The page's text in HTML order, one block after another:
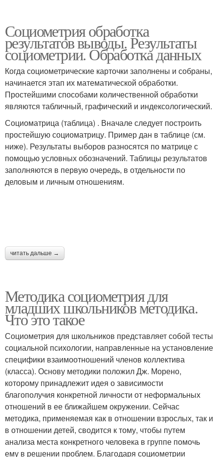
Социометрия обработка
результатов выводы. Результаты
социометрии. Обработка данных
Когда социометрические карточки заполнены и собраны,
начинается этап их математической обработки.
Простейшими способами количественной обработки
являются табличный, графический и индексологический.
Социоматрица (таблица) . Вначале следует построить
простейшую социоматрицу. Пример дан в таблице (см.
ниже). Результаты выборов разносятся по матрице с
помощью условных обозначений. Таблицы результатов
заполняются в первую очередь, в отдельности по
деловым и личным отношениям.
читать дальше →
Методика социометрия для
младших школьников методика.
Что это такое
Социометрия для школьников представляет собой тесты
социальной психологии, направленные на установление
специфики взаимоотношений членов коллектива
(класса). Основу методики положил Дж. Морено,
которому принадлежит идея о зависимости
благополучия конкретной личности от неформальных
отношений в ее ближайшем окружении. Сейчас
методика, применяемая как в отношении взрослых, так и
в отношении детей, сводится к тому, чтобы путем
анализа места конкретного человека в группе помочь
ему в решении проблем. Благодаря социометрии